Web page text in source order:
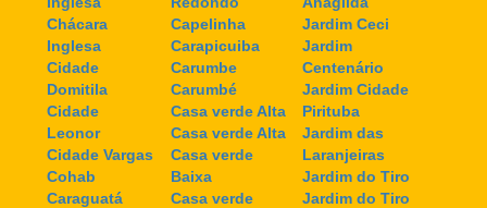
Chácara
Inglesa
Cidade
Domitila
Cidade
Leonor
Cidade Vargas
Cohab
Caraguatá
Capelinha
Carapicuiba
Carumbe
Carumbé
Casa verde Alta
Casa verde Alta
Casa verde
Baixa
Casa verde
Jardim Ceci
Jardim
Centenário
Jardim Cidade
Pirituba
Jardim das
Laranjeiras
Jardim do Tiro
Jardim do Tiro